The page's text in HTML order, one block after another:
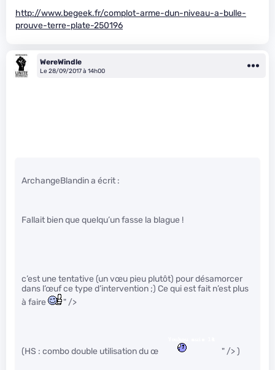
http://www.begeek.fr/complot-arme-dun-niveau-a-bulle-
prouve-terre-plate-250196
WereWindle
Le 28/09/2017 à 14h00
ArchangeBlandin a écrit :
Fallait bien que quelqu’un fasse la blague !
c’est une tentative (un vœu pieu plutôt) pour désamorcer
dans l’œuf ce type d’intervention ;) Ce qui est fait n’est plus
à faire
" />
(HS : combo double utilisation du œ " /> )